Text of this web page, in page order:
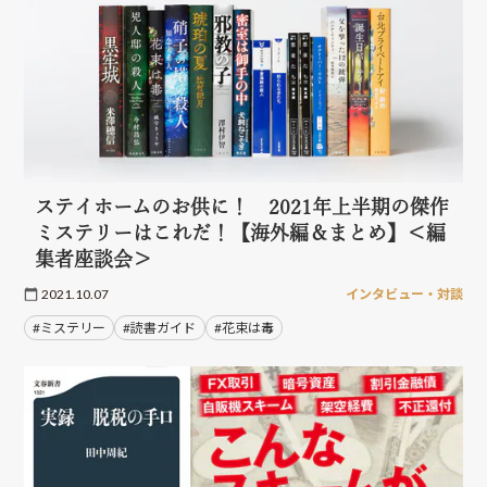
ステイホームのお供に！ 2021年上半期の傑作
ミステリーはこれだ！【海外編＆まとめ】＜編
集者座談会＞
2021.10.07 インタビュー・対談
#ミステリー #読書ガイド #花束は毒